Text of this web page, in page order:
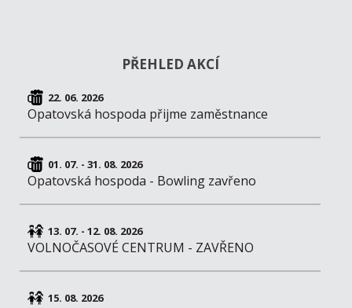
PŘEHLED AKCÍ
22. 06. 2026
Opatovská hospoda přijme zaměstnance
01. 07. - 31. 08. 2026
Opatovská hospoda - Bowling zavřeno
13. 07. - 12. 08. 2026
VOLNOČASOVÉ CENTRUM - ZAVŘENO
15. 08. 2026